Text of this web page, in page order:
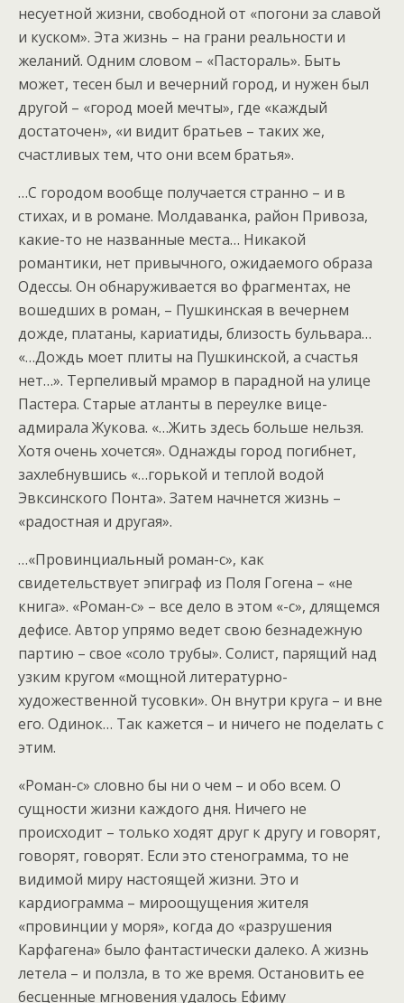
несуетной жизни, свободной от «погони за славой
и куском». Эта жизнь – на грани реальности и
желаний. Одним словом – «Пастораль». Быть
может, тесен был и вечерний город, и нужен был
другой – «город моей мечты», где «каждый
достаточен», «и видит братьев – таких же,
счастливых тем, что они всем братья».
…С городом вообще получается странно – и в
стихах, и в романе. Молдаванка, район Привоза,
какие-то не названные места… Никакой
романтики, нет привычного, ожидаемого образа
Одессы. Он обнаруживается во фрагментах, не
вошедших в роман, – Пушкинская в вечернем
дожде, платаны, кариатиды, близость бульвара…
«…Дождь моет плиты на Пушкинской, а счастья
нет…». Терпеливый мрамор в парадной на улице
Пастера. Старые атланты в переулке вице-
адмирала Жукова. «…Жить здесь больше нельзя.
Хотя очень хочется». Однажды город погибнет,
захлебнувшись «…горькой и теплой водой
Эвксинского Понта». Затем начнется жизнь –
«радостная и другая».
…«Провинциальный роман-с», как
свидетельствует эпиграф из Поля Гогена – «не
книга». «Роман-с» – все дело в этом «-с», длящемся
дефисе. Автор упрямо ведет свою безнадежную
партию – свое «соло трубы». Солист, парящий над
узким кругом «мощной литературно-
художественной тусовки». Он внутри круга – и вне
его. Одинок… Так кажется – и ничего не поделать с
этим.
«Роман-с» словно бы ни о чем – и обо всем. О
сущности жизни каждого дня. Ничего не
происходит – только ходят друг к другу и говорят,
говорят, говорят. Если это стенограмма, то не
видимой миру настоящей жизни. Это и
кардиограмма – мироощущения жителя
«провинции у моря», когда до «разрушения
Карфагена» было фантастически далеко. А жизнь
летела – и ползла, в то же время. Остановить ее
бесценные мгновения удалось Ефиму